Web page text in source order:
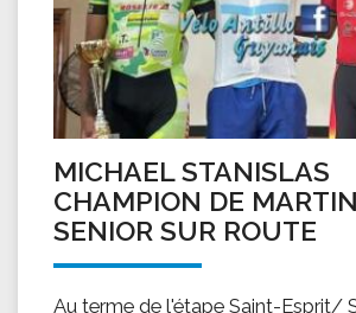
MICHAEL STANISLAS
CHAMPION DE
SENIOR SUR ROUTE
Au terme de l'étape Saint-Esprit/